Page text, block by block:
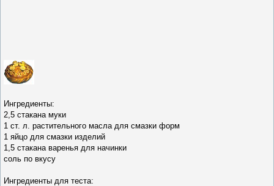
Ингредиенты:
2,5 стакана муки
1 ст. л. растительного масла для смазки форм
1 яйцо для смазки изделий
1,5 стакана варенья для начинки
соль по вкусу
Ингредиенты для теста: